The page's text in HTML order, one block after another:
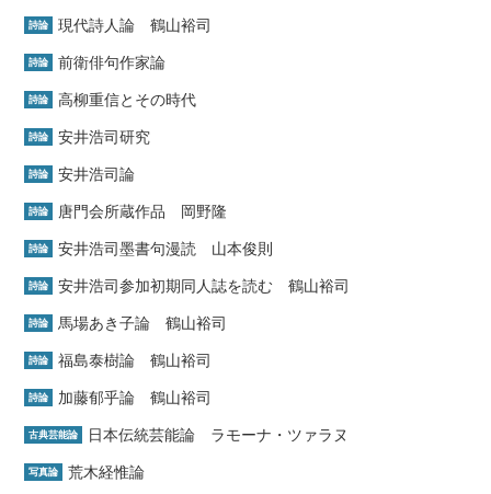
詩論 現代詩人論 鶴山裕司
詩論 前衛俳句作家論
詩論 高柳重信とその時代
詩論 安井浩司研究
詩論 安井浩司論
詩論 唐門会所蔵作品 岡野隆
詩論 安井浩司墨書句漫読 山本俊則
詩論 安井浩司参加初期同人誌を読む 鶴山裕司
詩論 馬場あき子論 鶴山裕司
詩論 福島泰樹論 鶴山裕司
詩論 加藤郁乎論 鶴山裕司
古典芸能論 日本伝統芸能論 ラモーナ・ツァラヌ
写真論 荒木経惟論